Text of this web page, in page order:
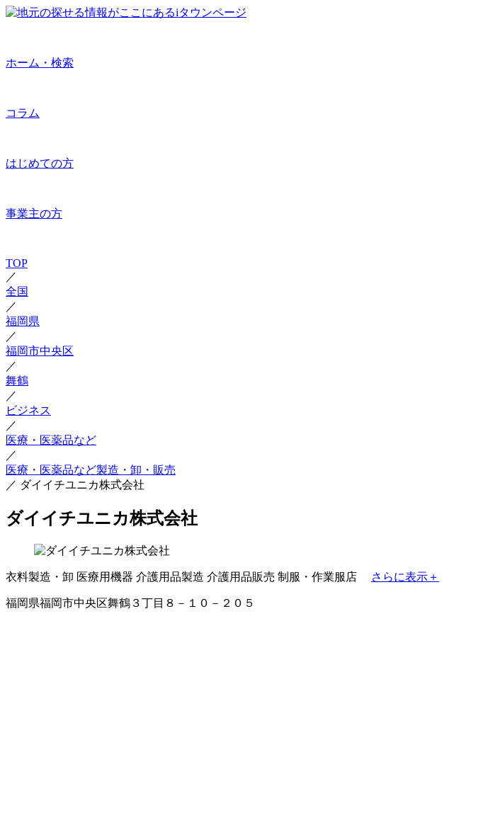
ホーム・検索
コラム
はじめての方
事業主の方
TOP
／
全国
／
福岡県
／
福岡市中央区
／
舞鶴
／
ビジネス
／
医療・医薬品など
／
医療・医薬品など製造・卸・販売
／ ダイイチユニカ株式会社
ダイイチユニカ株式会社
衣料製造・卸 医療用機器 介護用品製造 介護用品販売 制服・作業服店 さらに表示＋
福岡県福岡市中央区舞鶴３丁目８－１０－２０５